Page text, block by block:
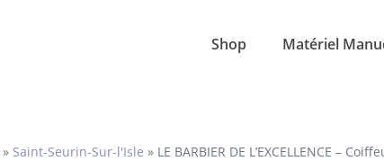
Shop Matériel
» Saint-Seurin-Sur-l'Isle » LE BARBIER DE L’EXCELLENCE –